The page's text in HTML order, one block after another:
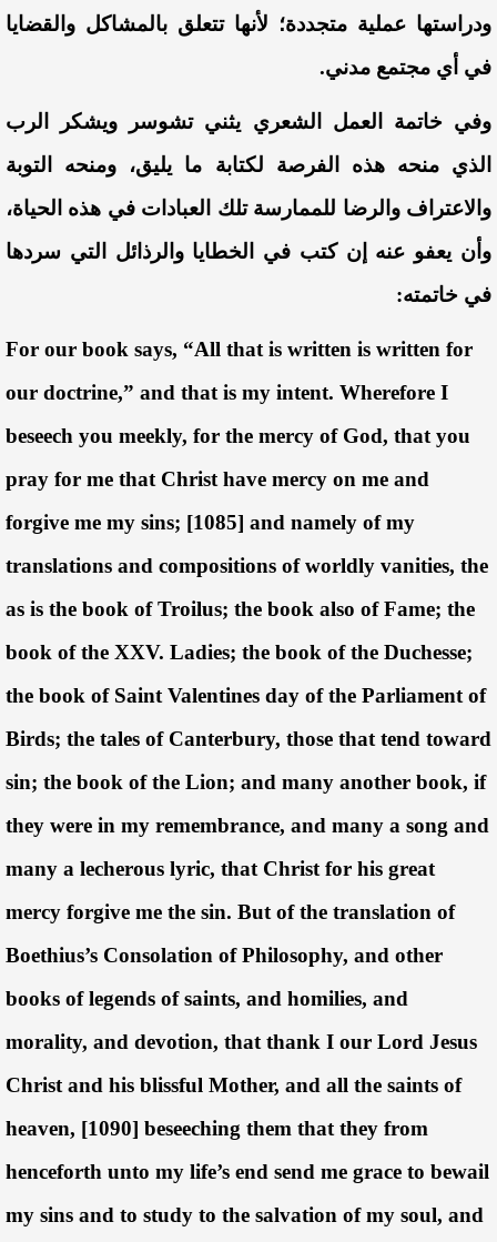
ودراستها عملية متجددة؛ لأنها تتعلق بالمشاكل والقضايا
في أي مجتمع مدني.
وفي خاتمة العمل الشعري يثني تشوسر ويشكر
الرب
الذي منحههذه الفرصة لكتابة ما يليق، ومنحه
التوبة
والاعتراف والرضا للممارسة تلك العبادات في هذه الحياة،
وأن يعفو عنه إن كتب في الخطايا والرذائل التي سردها
في خاتمته:
For our book says, “All that is written is written for
our doctrine,” and that is my intent. Wherefore I
beseech you meekly, for the mercy of God, that you
pray for me that Christ have mercy on me and
forgive me my sins; [1085] and namely of my
translations and compositions of worldly vanities, the
as is the book of Troilus; the book also of Fame; the
book of the XXV. Ladies; the book of the Duchesse;
the book of Saint Valentines day of the Parliament of
Birds; the tales of Canterbury, those that tend toward
sin; the book of the Lion; and many another book, if
they were in my remembrance, and many a song and
many a lecherous lyric, that Christ for his great
mercy forgive me the sin. But of the translation of
Boethius’s Consolation of Philosophy, and other
books of legends of saints, and homilies, and
morality, and devotion, that thank I our Lord Jesus
Christ and his blissful Mother, and all the saints of
heaven, [1090] beseeching them that they from
henceforth unto my life’s end send me grace to bewail
my sins and to study to the salvation of my soul, and